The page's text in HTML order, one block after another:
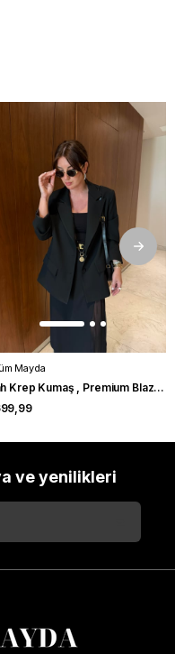
Mayda
Siyah Krep Kumaş , Premium Blazer Ceket
ve yenilikleri